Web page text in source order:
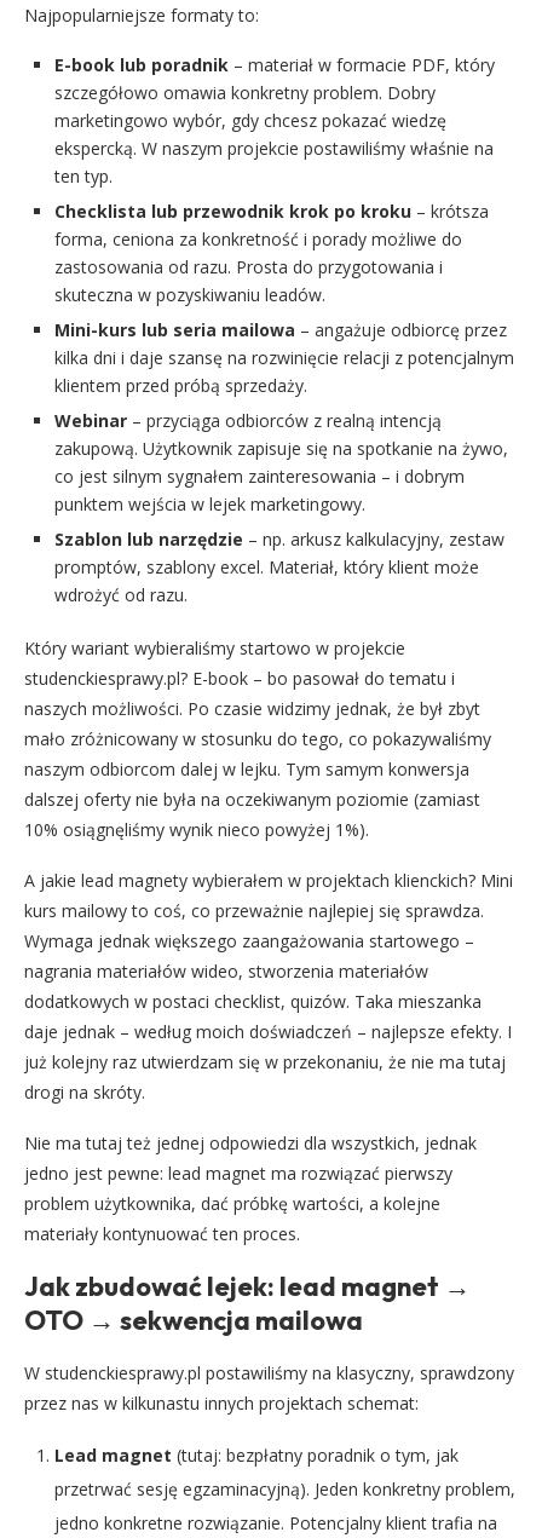
Najpopularniejsze formaty to:
E-book lub poradnik – materiał w formacie PDF, który
szczegółowo omawia konkretny problem. Dobry
marketingowo wybór, gdy chcesz pokazać wiedzę
ekspercką. W naszym projekcie postawiliśmy właśnie na
ten typ.
Checklista lub przewodnik krok po kroku – krótsza
forma, ceniona za konkretność i porady możliwe do
zastosowania od razu. Prosta do przygotowania i
skuteczna w pozyskiwaniu leadów.
Mini-kurs lub seria mailowa – angażuje odbiorcę przez
kilka dni i daje szansę na rozwinięcie relacji z potencjalnym
klientem przed próbą sprzedaży.
Webinar – przyciąga odbiorców z realną intencją
zakupową. Użytkownik zapisuje się na spotkanie na żywo,
co jest silnym sygnałem zainteresowania – i dobrym
punktem wejścia w lejek marketingowy.
Szablon lub narzędzie – np. arkusz kalkulacyjny, zestaw
promptów, szablony excel. Materiał, który klient może
wdrożyć od razu.
Który wariant wybieraliśmy startowo w projekcie
studenckiesprawy.pl? E-book – bo pasował do tematu i
naszych możliwości. Po czasie widzimy jednak, że był zbyt
mało zróżnicowany w stosunku do tego, co pokazywaliśmy
naszym odbiorcom dalej w lejku. Tym samym konwersja
dalszej oferty nie była na oczekiwanym poziomie (zamiast
10% osiągnęliśmy wynik nieco powyżej 1%).
A jakie lead magnety wybierałem w projektach klienckich? Mini
kurs mailowy to coś, co przeważnie najlepiej się sprawdza.
Wymaga jednak większego zaangażowania startowego –
nagrania materiałów wideo, stworzenia materiałów
dodatkowych w postaci checklist, quizów. Taka mieszanka
daje jednak – według moich doświadczeń – najlepsze efekty. I
już kolejny raz utwierdzam się w przekonaniu, że nie ma tutaj
drogi na skróty.
Nie ma tutaj też jednej odpowiedzi dla wszystkich, jednak
jedno jest pewne: lead magnet ma rozwiązać pierwszy
problem użytkownika, dać próbkę wartości, a kolejne
materiały kontynuować ten proces.
Jak zbudować lejek: lead magnet →
OTO → sekwencja mailowa
W studenckiesprawy.pl postawiliśmy na klasyczny, sprawdzony
przez nas w kilkunastu innych projektach schemat:
Lead magnet (tutaj: bezpłatny poradnik o tym, jak
przetrwać sesję egzaminacyjną). Jeden konkretny problem,
jedno konkretne rozwiązanie. Potencjalny klient trafia na